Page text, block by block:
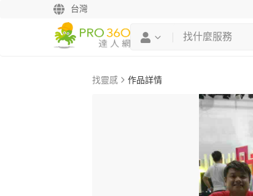
台灣
找靈感 作品詳情